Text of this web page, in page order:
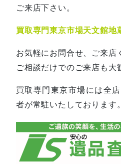
ご来店下さい。
買取専門東京市場天文館地
お気軽にお問合せ、ご来店
ご相談だけでのご来店も大
買取専門東京市場には全
者が常駐いたしております。